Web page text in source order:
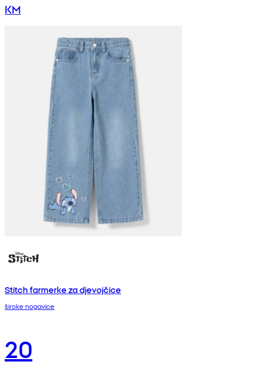
KM
Stitch farmerke za djevojčice
široke nogavice
20